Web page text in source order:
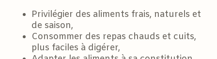
Privilégier des aliments frais, naturels et
de saison,
Consommer des repas chauds et cuits,
plus faciles à digérer,